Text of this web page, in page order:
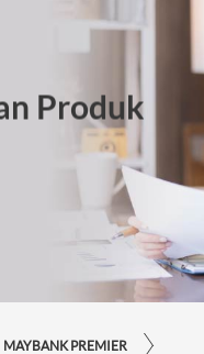
Produk
MAYBANK PREMIER